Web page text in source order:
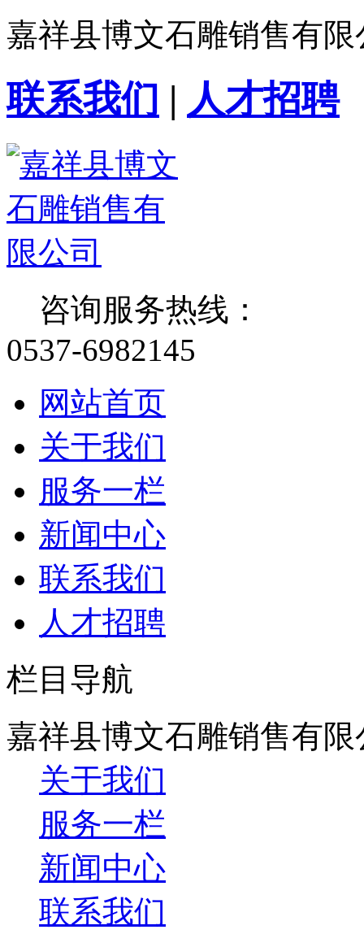
嘉祥县博文石雕销售有
联系我们 | 人才招聘
咨询服务热线：
0537-6982145
网站首页
关于我们
服务一栏
新闻中心
联系我们
人才招聘
栏目导航
嘉祥县博文石雕销售有限
关于我们
服务一栏
新闻中心
联系我们